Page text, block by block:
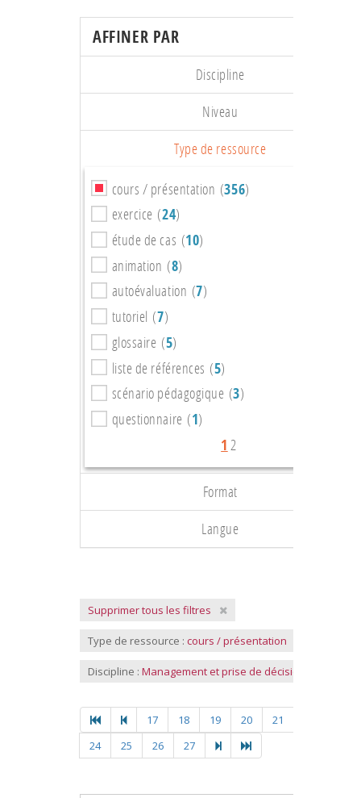
AFFINER PAR
Discipline
Niveau
Type de ressource
cours / présentation (356)
exercice (24)
étude de cas (10)
animation (8)
autoévaluation (7)
tutoriel (7)
glossaire (5)
liste de références (5)
scénario pédagogique (3)
questionnaire (1)
1 2
Format
Langue
Supprimer tous les filtres
Type de ressource : cours / présentation
Discipline : Management et prise de décision
17 18 19 20 21
24
25 26 27